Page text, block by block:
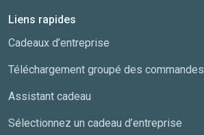
Liens rapides
Cadeaux d’entreprise
Téléchargement groupé des commandes
Assistant cadeau
Sélectionnez un cadeau d’entreprise